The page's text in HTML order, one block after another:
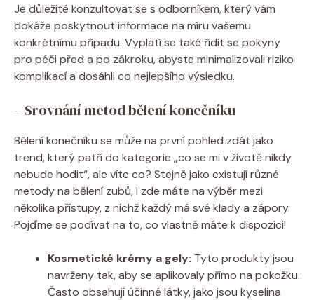
Je důležité konzultovat se s odborníkem, který vám
dokáže poskytnout informace na míru vašemu
konkrétnímu případu. Vyplatí se také řídit se pokyny
pro péči před a po zákroku, abyste minimalizovali riziko
komplikací a dosáhli co nejlepšího výsledku.
– Srovnání metod bělení konečníku
Bělení konečníku se může na první pohled zdát jako
trend, který patří do kategorie „co se mi v životě nikdy
nebude hodit“, ale víte co? Stejně jako existují různé
metody na bělení zubů, i zde máte na výběr mezi
několika přístupy, z nichž každý má své klady a zápory.
Pojďme se podívat na to, co vlastně máte k dispozici!
Kosmetické krémy a gely: Tyto produkty jsou
navrženy tak, aby se aplikovaly přímo na pokožku.
Často obsahují účinné látky, jako jsou kyselina